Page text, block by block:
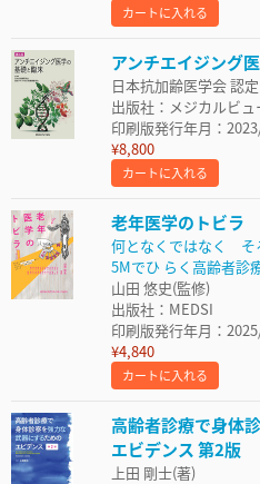
カートに入れる
アンチエイジング
日本抗加齢医学会 認
出版社：メジカルビュ
印刷版発行年月：
¥8,800
カートに入れる
老年医学のトビラ
何となくではなく そ
5Mでひ らく高齢者診
山田 悠史(監修)
出版社：MEDSI
印刷版発行年月：
¥4,840
カートに入れる
高齢者診療で身体
エビデンス 第2版
上田 剛士(著)